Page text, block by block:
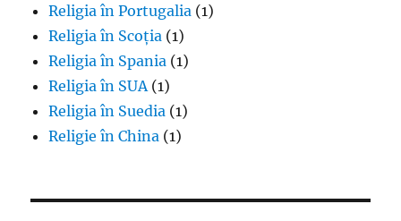
Religia în Portugalia (1)
Religia în Scoția (1)
Religia în Spania (1)
Religia în SUA (1)
Religia în Suedia (1)
Religie în China (1)